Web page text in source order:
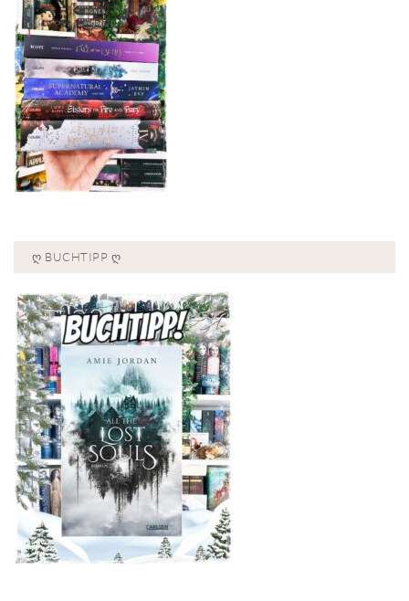
Ღ BUCHTIPP Ღ